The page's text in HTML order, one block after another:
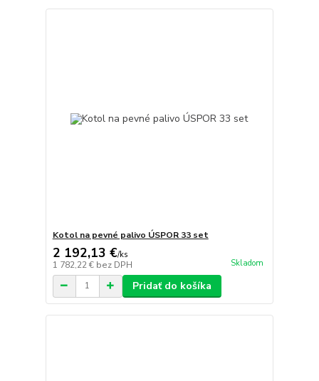
Kotol na pevné palivo ÚSPOR 33 set
2 192,13 €/ks
1 782,22 € bez DPH Skladom
Pridať do košíka